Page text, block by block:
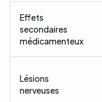
Effets
secondaires
médicamenteux
Lésions
nerveuses